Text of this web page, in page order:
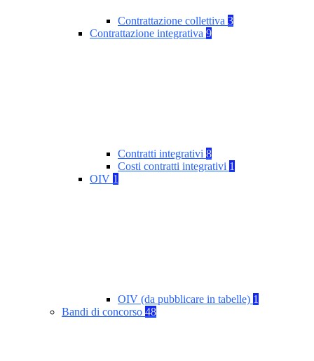
Contrattazione collettiva 3
Contrattazione integrativa 9
Contratti integrativi 8
Costi contratti integrativi 1
OIV 1
OIV (da pubblicare in tabelle) 1
Bandi di concorso 48